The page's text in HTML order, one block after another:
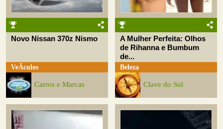
Novo Nissan 370z Nismo
VeÃ­culos
Carros e Marcas
A Mulher Perfeita: Olhos
de Rihanna e Bumbum
de...
Beleza
Clave do Sul